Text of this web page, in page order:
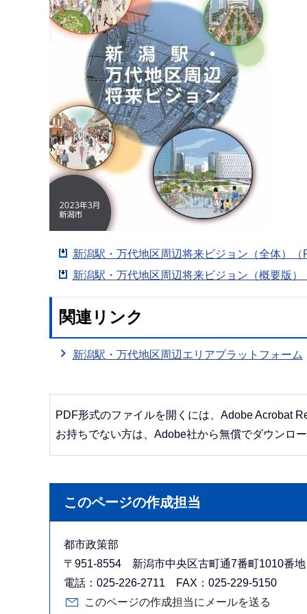
新潟駅・万代地区周辺将来ビジョン（全体）
新潟駅・万代地区周辺将来ビジョン（概要版
関連リンク
新潟駅・万代地区周辺エリアプラットフォーム
PDF形式のファイルを開くには、Adobe Acrobat
お持ちでない方は、Adobe社から無償でダウンロ
このページの作成担当
都市政策部
〒951-8554 新潟市中央区古町通7番町1010番
電話：025-226-2711 FAX：025-229-5150
このページの作成担当にメールを送る